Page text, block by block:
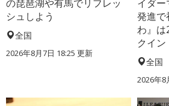
の琵琶湖や有馬でリフレッ
シュしよう
全国
2026年8月7日 18:25 更新
イダ
発進で
わ』は
クイン
全国
2026年8